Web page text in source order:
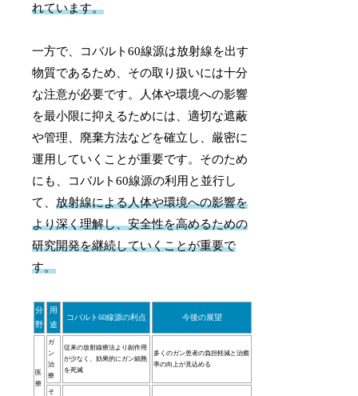
れています。
一方で、コバルト60線源は放射線を出す
物質であるため、その取り扱いには十分
な注意が必要です。人体や環境への影響
を最小限に抑えるためには、適切な遮蔽
や管理、廃棄方法などを確立し、厳密に
運用していくことが重要です。そのため
にも、コバルト60線源の利用と並行し
て、放射線による人体や環境への影響を
より深く理解し、安全性を高めるための
研究開発を継続していくことが重要で
す。
分
野
用
途
コバルト60線源の利点 今後の展望
医
療
ガ
ン
治
療
従来の放射線療法より副作用
が少なく、効果的にガン細胞
を死滅
多くのガン患者の負担軽減と治癒
率の向上が見込める
そ